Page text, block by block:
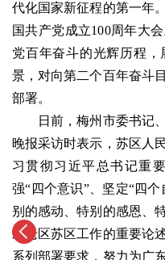
代化国家新征程的第一年
国共产党成立100周年大
党百年奋斗的光辉历程
景，对向第二个百年奋斗
部署。
日前，梅州市委书记、
晚报采访时表示，苏区人
习贯彻习近平总书记重
强“四个意识”、坚定“四
别的感动、特别的感恩、
对老区苏区工作的重要论
系列部署要求，努力为广